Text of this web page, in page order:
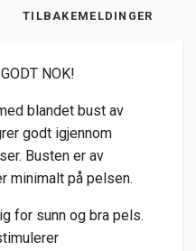
TILBAKEMELDINGER
NOK!
blandet bust av
godt igjennom
Busten er av
minimalt på pelsen.
for sunn og bra pels.